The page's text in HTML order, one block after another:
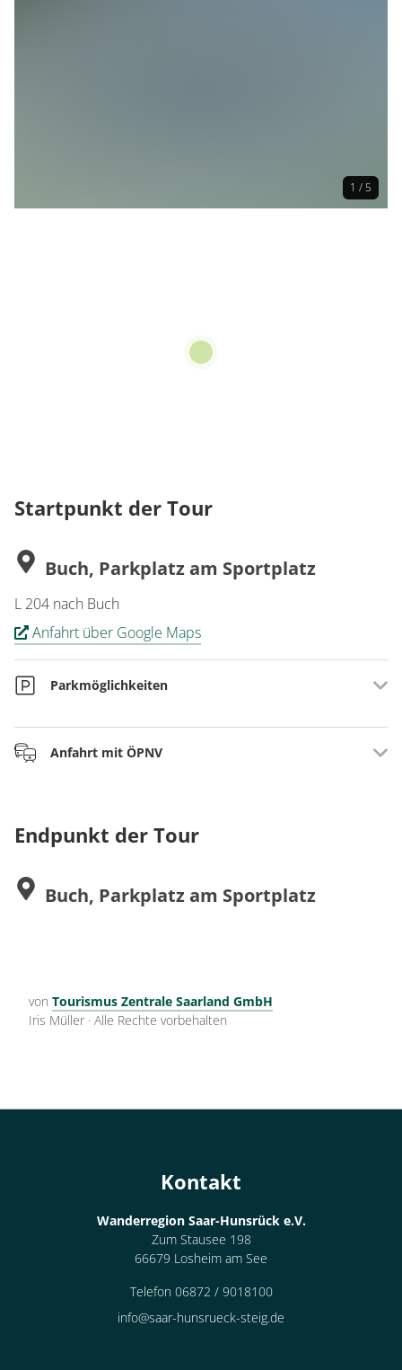
1 / 5
Startpunkt der Tour
Buch, Parkplatz am Sportplatz
L 204 nach Buch
Anfahrt über Google Maps
Parkmöglichkeiten
56290 Buch, Parkplatz am Sportplatz
Anfahrt mit ÖPNV
Von dort mit der Buslinie 630 nach Buch.
www.vrminfo.de
Endpunkt der Tour
Buch, Parkplatz am Sportplatz
von Tourismus Zentrale Saarland GmbH
Iris Müller · Alle Rechte vorbehalten
Kontakt
Wanderregion Saar-Hunsrück e.V.
Zum Stausee 198
66679 Losheim am See
Telefon 06872 / 9018100
info@saar-hunsrueck-steig.de